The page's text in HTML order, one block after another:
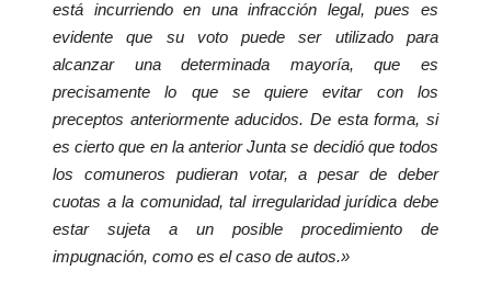
está incurriendo en una infracción legal, pues es
evidente que su voto puede ser utilizado para
alcanzar una determinada mayoría, que es
precisamente lo que se quiere evitar con los
preceptos anteriormente aducidos. De esta forma, si
es cierto que en la anterior Junta se decidió que todos
los comuneros pudieran votar, a pesar de deber
cuotas a la comunidad, tal irregularidad jurídica debe
estar sujeta a un posible procedimiento de
impugnación, como es el caso de autos.»